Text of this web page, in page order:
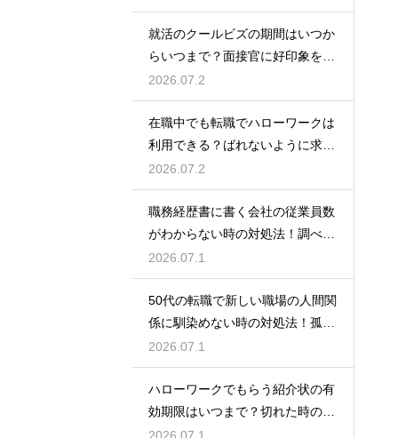
就活のクールビズの期間はいつか
らいつまで？面接官に好印象を与
える正しい服装
2026.07.2
在職中でも転職でハローワークは
利用できる？ばれないように求人
を探すコツ
2026.07.2
職務経歴書に書く会社の従業員数
がわからない時の対処法！調べ方
や正しい書き方
2026.07.1
50代の転職で新しい職場の人間関
係に馴染めない時の対処法！孤立
を防ぐためのコツ
2026.07.1
ハローワークでもらう紹介状の有
効期限はいつまで？切れた時の再
発行や対処法